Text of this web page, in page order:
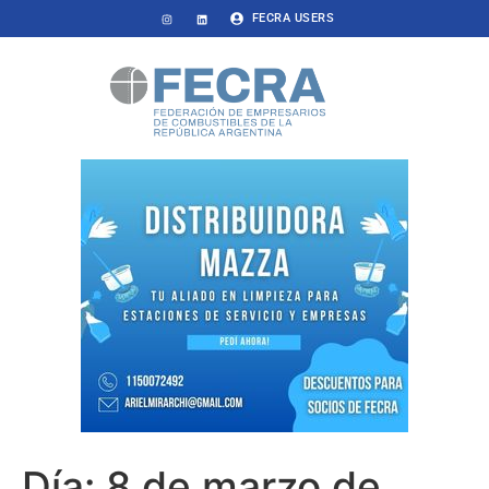
FECRA USERS